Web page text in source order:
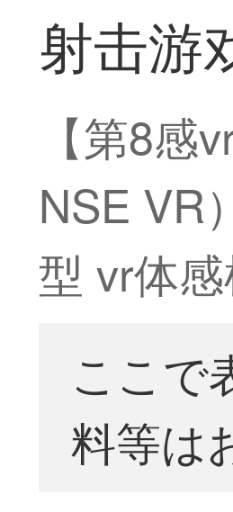
射击游
【第8
NSE VR
型 vr体
ここで
料等は